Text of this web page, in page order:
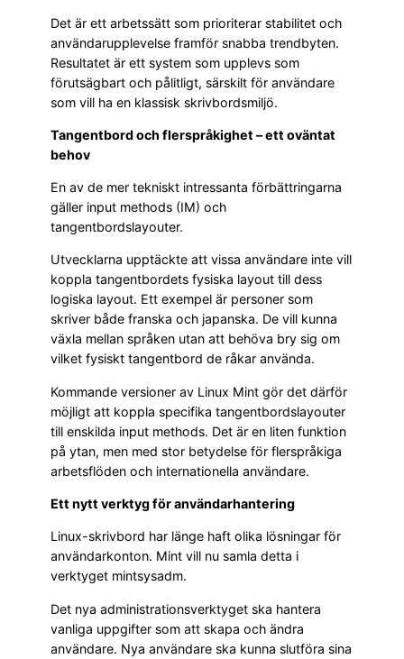
Det är ett arbetssätt som prioriterar stabilitet och
användarupplevelse framför snabba trendbyten.
Resultatet är ett system som upplevs som
förutsägbart och pålitligt, särskilt för användare
som vill ha en klassisk skrivbordsmiljö.
Tangentbord och flerspråkighet – ett oväntat
behov
En av de mer tekniskt intressanta förbättringarna
gäller input methods (IM) och
tangentbordslayouter.
Utvecklarna upptäckte att vissa användare inte vill
koppla tangentbordets fysiska layout till dess
logiska layout. Ett exempel är personer som
skriver både franska och japanska. De vill kunna
växla mellan språken utan att behöva bry sig om
vilket fysiskt tangentbord de råkar använda.
Kommande versioner av Linux Mint gör det därför
möjligt att koppla specifika tangentbordslayouter
till enskilda input methods. Det är en liten funktion
på ytan, men med stor betydelse för flerspråkiga
arbetsflöden och internationella användare.
Ett nytt verktyg för användarhantering
Linux-skrivbord har länge haft olika lösningar för
användarkonton. Mint vill nu samla detta i
verktyget mintsysadm.
Det nya administrationsverktyget ska hantera
vanliga uppgifter som att skapa och ändra
användare. Nya användare ska kunna slutföra sina